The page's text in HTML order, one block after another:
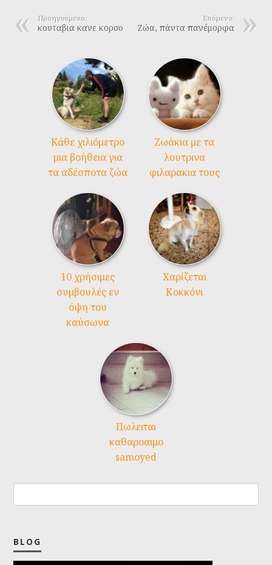
Επόμενο:
Ζώα, πάντα πανέμορφα
Προηγούμενο:
κουταβια κανε κορσο
Kάθε χιλιόμετρο
μια βοήθεια για
τα αδέσποτα ζώα
Ζωάκια με τα
λουτρινα
φιλαρακια τους
10 χρήσιμες
συμβουλές εν
όψη του
καύσωνα
Χαρίζεται
Κοκκόνι
Πωλειται
καθαροαιμο
samoyed
BLOG